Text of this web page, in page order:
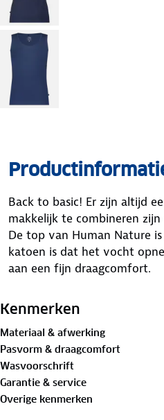
Back to basic! Er zijn altijd
makkelijk te combineren
De top van Human Nature
katoen is dat het vocht
aan een fijn draagcomfort.
Kenmerken
Materiaal & afwerking
Pasvorm & draagcomfort
Wasvoorschrift
Garantie & service
Overige kenmerken